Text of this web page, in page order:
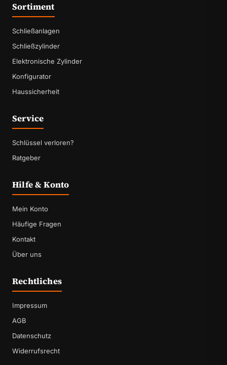
Sortiment
Schließanlagen
Schließzylinder
Elektronische Zylinder
Konfigurator
Haussicherheit
Service
Schlüssel verloren?
Ratgeber
Hilfe & Konto
Mein Konto
Häufige Fragen
Kontakt
Über uns
Rechtliches
Impressum
AGB
Datenschutz
Widerrufsrecht